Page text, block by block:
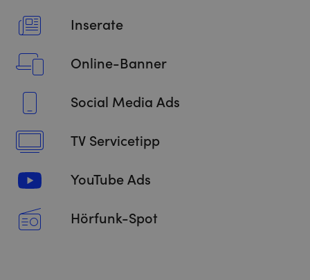
Inserate
Online-Banner
Social Media Ads
TV Servicetipp
YouTube Ads
Hörfunk-Spot